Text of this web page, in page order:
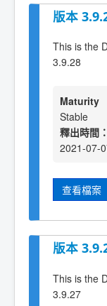
版本
This is the
3.9.28
Maturity
Stable
釋出時間：
2021-07-
查看檔案
版本
This is the
3.9.27